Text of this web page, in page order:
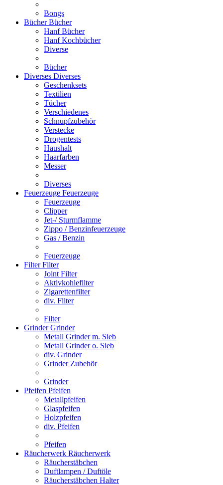
Bongs
BücherBücher
Hanf Bücher
Hanf Kochbücher
Diverse
Bücher
Diverses Diverses
Geschenksets
Textilien
Tücher
Verschiedenes
Schnupfzubehör
Verstecke
Drogentests
Haushalt
Haarfarben
Messer
Diverses
Feuerzeuge Feuerzeuge
Feuerzeuge
Clipper
Jet-/ Sturmflamme
Zippo / Benzinfeuerzeuge
Gas / Benzin
Feuerzeuge
FilterFilter
Joint Filter
Aktivkohlefilter
Zigarettenfilter
div. Filter
Filter
GrinderGrinder
Metall Grinder m. Sieb
Metall Grinder o. Sieb
div. Grinder
Grinder Zubehör
Grinder
Pfeifen Pfeifen
Metallpfeifen
Glaspfeifen
Holzpfeifen
div. Pfeifen
Pfeifen
Räucherwerk Räucherwerk
Räucherstäbchen
Duftlampen / Duftöle
Räucherstäbchen Halter